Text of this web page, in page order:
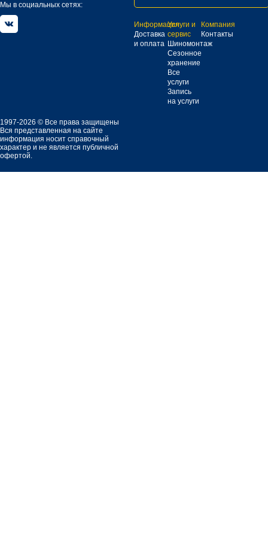
Мы в социальных сетях:
Информация
Доставка
и оплата
Услуги и
сервис
Шиномонтаж
Сезонное
хранение
Все
услуги
Запись
на услуги
Компания
Контакты
1997-2026 © Все права защищены
Вся представленная на сайте
информация носит справочный
характер и не является публичной
офертой.